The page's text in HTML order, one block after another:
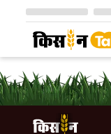
Crime Tak Astro Tak